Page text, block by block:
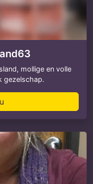
mollige en volle
gezelschap.